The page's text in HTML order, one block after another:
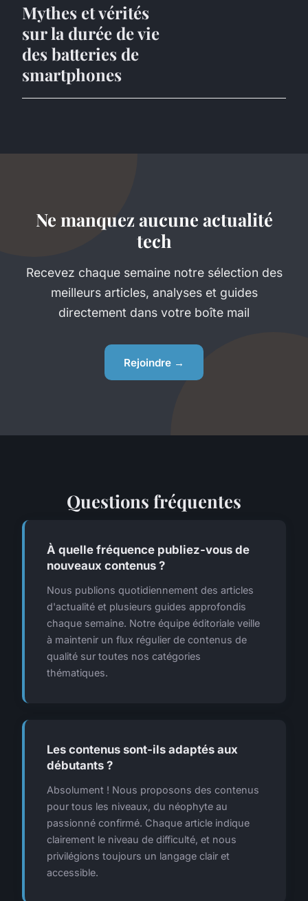
Mythes et vérités
sur la durée de vie
des batteries de
smartphones
Ne manquez aucune actualité
tech
Recevez chaque semaine notre sélection des
meilleurs articles, analyses et guides
directement dans votre boîte mail
Rejoindre →
Questions fréquentes
À quelle fréquence publiez-vous de
nouveaux contenus ?
Nous publions quotidiennement des articles
d'actualité et plusieurs guides approfondis
chaque semaine. Notre équipe éditoriale veille
à maintenir un flux régulier de contenus de
qualité sur toutes nos catégories
thématiques.
Les contenus sont-ils adaptés aux
débutants ?
Absolument ! Nous proposons des contenus
pour tous les niveaux, du néophyte au
passionné confirmé. Chaque article indique
clairement le niveau de difficulté, et nous
privilégions toujours un langage clair et
accessible.